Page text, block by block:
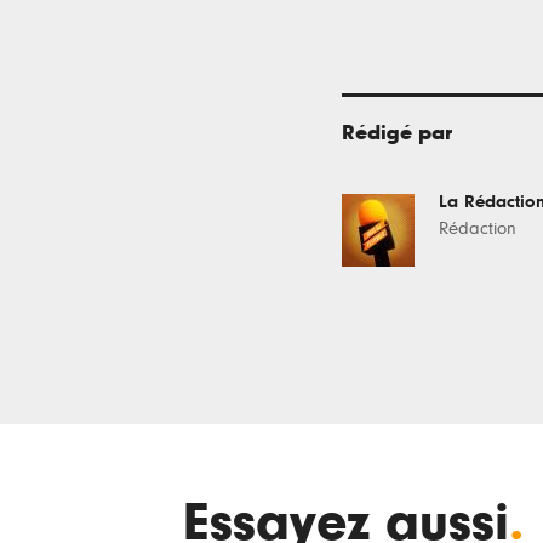
Rédigé par
La
Rédaction
Essayez aussi.